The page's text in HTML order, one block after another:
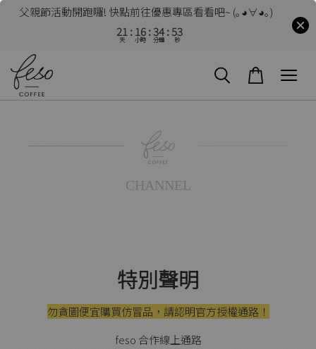
父親節活動開跑囉! 快點前往優惠專區看看吧~ (｡◕∀◕｡)
21
天
16
小時
34
分鐘
53
秒
CHANNEL
特別聲明
勿貪圖便宜購買仿冒品，請認明官方授權通路！
feso 合作線上通路